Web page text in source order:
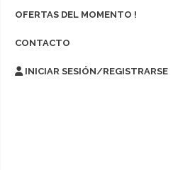
OFERTAS DEL MOMENTO !
CONTACTO
INICIAR SESIÓN/REGISTRARSE